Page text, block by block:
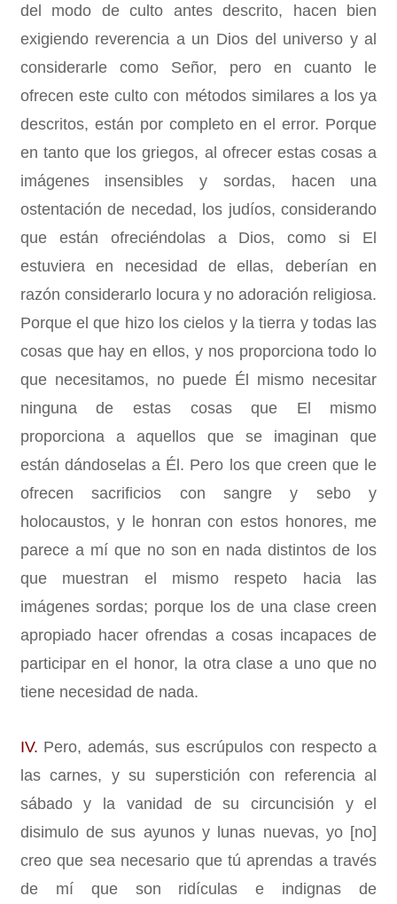
del modo de culto antes descrito, hacen bien
exigiendo reverencia a un Dios del universo y al
considerarle como Señor, pero en cuanto le
ofrecen este culto con métodos similares a los ya
descritos, están por completo en el error. Porque
en tanto que los griegos, al ofrecer estas cosas a
imágenes insensibles y sordas, hacen una
ostentación de necedad, los judíos, considerando
que están ofreciéndolas a Dios, como si El
estuviera en necesidad de ellas, deberían en
razón considerarlo locura y no adoración religiosa.
Porque el que hizo los cielos y la tierra y todas las
cosas que hay en ellos, y nos proporciona todo lo
que necesitamos, no puede Él mismo necesitar
ninguna de estas cosas que El mismo
proporciona a aquellos que se imaginan que
están dándoselas a Él. Pero los que creen que le
ofrecen sacrificios con sangre y sebo y
holocaustos, y le honran con estos honores, me
parece a mí que no son en nada distintos de los
que muestran el mismo respeto hacia las
imágenes sordas; porque los de una clase creen
apropiado hacer ofrendas a cosas incapaces de
participar en el honor, la otra clase a uno que no
tiene necesidad de nada.
IV. Pero, además, sus escrúpulos con respecto a
las carnes, y su superstición con referencia al
sábado y la vanidad de su circuncisión y el
disimulo de sus ayunos y lunas nuevas, yo [no]
creo que sea necesario que tú aprendas a través
de mí que son ridículas e indignas de